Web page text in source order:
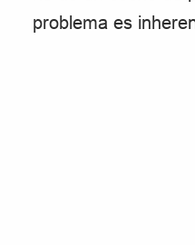
problema es